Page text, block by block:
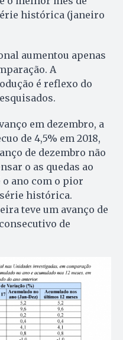
histórica (janeiro
aumentou apenas
A
é reflexo do
em dezembro, a
de 4,5% em 2018,
de dezembro não
o as quedas ao
o ano com o pior
histórica.
teve um avanço de
de